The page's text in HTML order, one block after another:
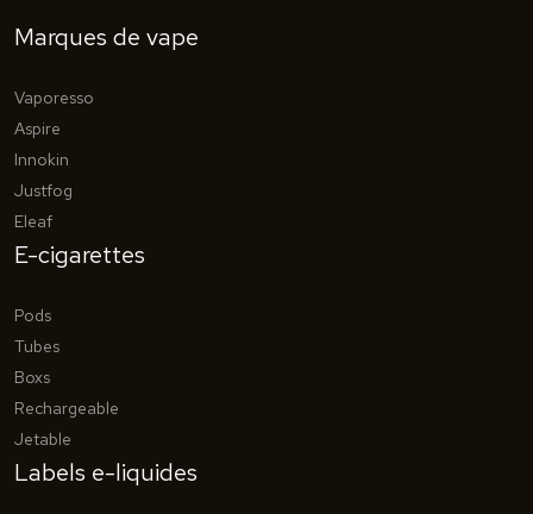
Marques de vape
Vaporesso
Aspire
Innokin
Justfog
Eleaf
E-cigarettes
Pods
Tubes
Boxs
Rechargeable
Jetable
Labels e-liquides